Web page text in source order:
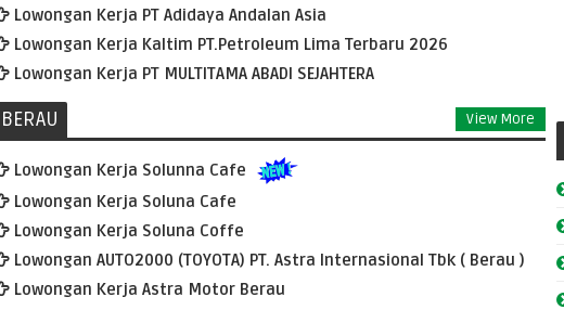
Lowongan Kerja PT Adidaya Andalan Asia
Lowongan Kerja Kaltim PT.Petroleum Lima Terbaru 2026
Lowongan Kerja PT MULTITAMA ABADI SEJAHTERA
BERAU View More
Lowongan Kerja Solunna Cafe
Lowongan Kerja Soluna Cafe
Lowongan Kerja Soluna Coffe
Lowongan AUTO2000 (TOYOTA) PT. Astra Internasional Tbk ( Berau )
Lowongan Kerja Astra Motor Berau